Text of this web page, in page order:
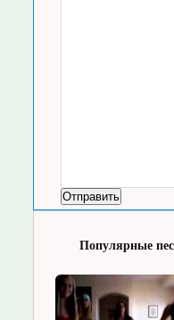
Популярные